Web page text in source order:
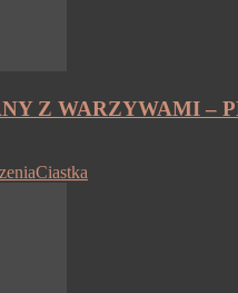
Z WARZYWAMI –
Ciastka